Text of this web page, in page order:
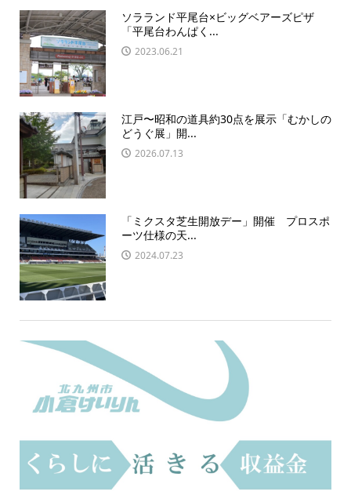
ソラランド平尾台×ビッグベアーズピザ
「平尾台わんぱく...
2023.06.21
江戸〜昭和の道具約30点を展示「むかしの
どうぐ展」開...
2026.07.13
「ミクスタ芝生開放デー」開催 プロスポ
ーツ仕様の天...
2024.07.23